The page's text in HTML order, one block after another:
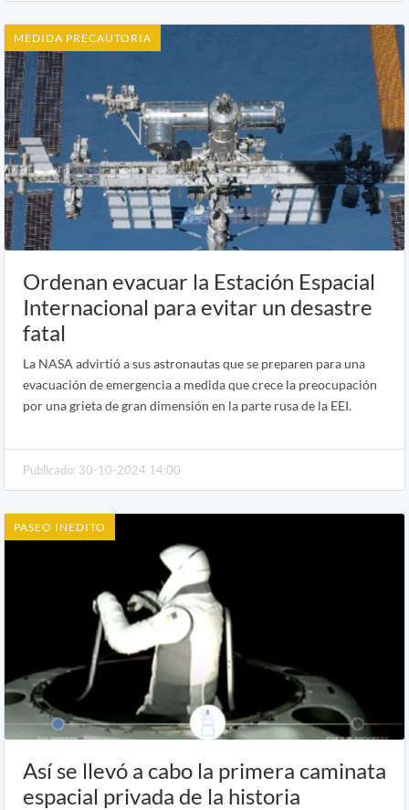
MEDIDA PRECAUTORIA
Ordenan evacuar la Estación Espacial
Internacional para evitar un desastre
fatal
La NASA advirtió a sus astronautas que se preparen para una
evacuación de emergencia a medida que crece la preocupación
por una grieta de gran dimensión en la parte rusa de la EEI.
Publicado: 30-10-2024 14:00
PASEO INEDITO
Así se llevó a cabo la primera caminata
espacial privada de la historia